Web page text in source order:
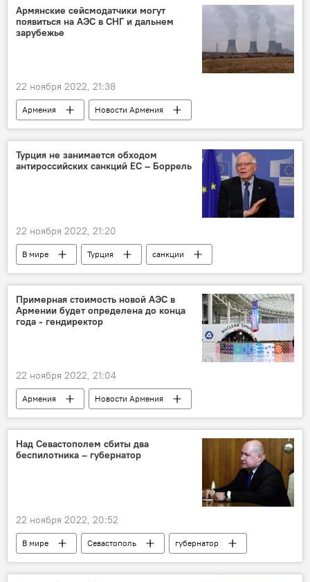
расправа
Донбасс
Армянские сейсмодатчики могут
появиться на АЭС в СНГ и дальнем
зарубежье
22 ноября 2022, 21:38
Армения
Новости Армения
Общество
АЭС СНГ
Турция не занимается обходом
антироссийских санкций ЕС – Боррель
22 ноября 2022, 21:20
В мире Турция
санкции
Жозеп Боррель
Примерная стоимость новой АЭС в
Армении будет определена до конца
года - гендиректор
22 ноября 2022, 21:04
Армения
Новости Армения
энергетика
АЭС
Над Севастополем сбиты два
беспилотника – губернатор
22 ноября 2022, 20:52
В мире Севастополь
губернатор
беспилотники